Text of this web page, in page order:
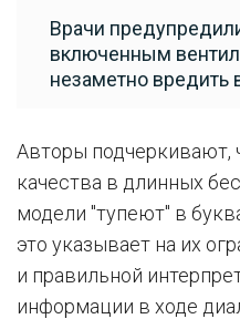
Врачи
включенным
незаметно
Авторы подчеркивают,
качества в длинных
модели "тупеют" в
это указывает на их
и правильной
информации в ходе